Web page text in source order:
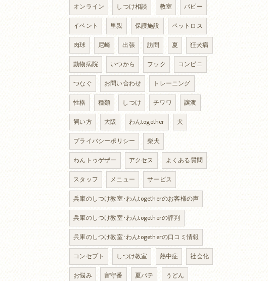
オンライン
しつけ相談 教室
パピー
イベント
里親 保護施設
ペットロス
肉球
尼崎 出張 訪問 夏
狂犬病
動物病院
いつから フック
コンビニ
つなぐ
お問い合わせ
トレーニング
性格
種類 しつけ チワワ
譲渡
飼い方
大阪 わんtogether
犬
プライバシーポリシー
柴犬
わんトゥゲザー
アクセス
よくある質問
スタッフ
メニュー
サービス
兵庫のしつけ教室･わんtogetherのお客様の声
兵庫のしつけ教室･わんtogetherの評判
兵庫のしつけ教室･わんtogetherの口コミ情報
コンセプト
しつけ教室 熱中症
社会化
お悩み
留守番 夏バテ
うどん